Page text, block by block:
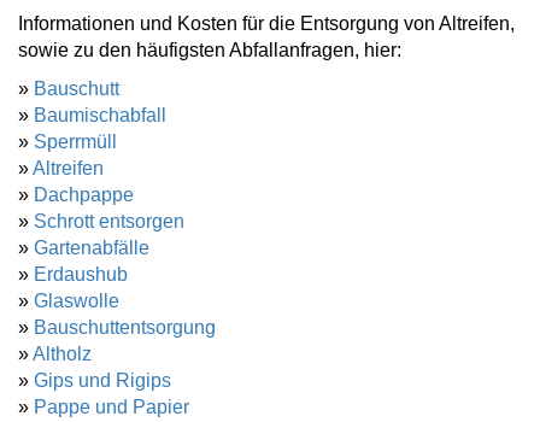
Informationen und Kosten für die Entsorgung von Altreifen,
sowie zu den häufigsten Abfallanfragen, hier:
» Bauschutt
» Baumischabfall
» Sperrmüll
»Altreifen
» Dachpappe
» Schrott entsorgen
» Gartenabfälle
» Erdaushub
» Glaswolle
» Bauschuttentsorgung
»Altholz
» Gips und Rigips
» Pappe und Papier